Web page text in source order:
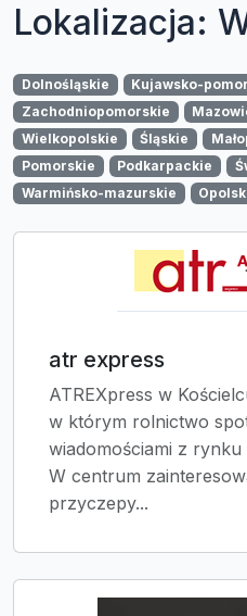
Lokalizacja:
Dolnośląskie Kujawsko-
Zachodniopomorskie
Wielkopolskie
Śląskie
Pomorskie
Podkarpackie
Warmińsko-mazurskie
atr express
ATREXpress w
w którym rolnictwo
wiadomościami z
W centrum
przyczepy...